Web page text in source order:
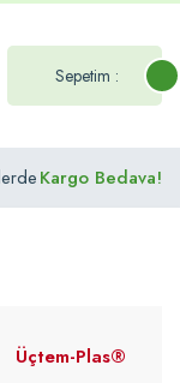
Sepetim :
Kargo Bedava!
Üçtem-Plas®